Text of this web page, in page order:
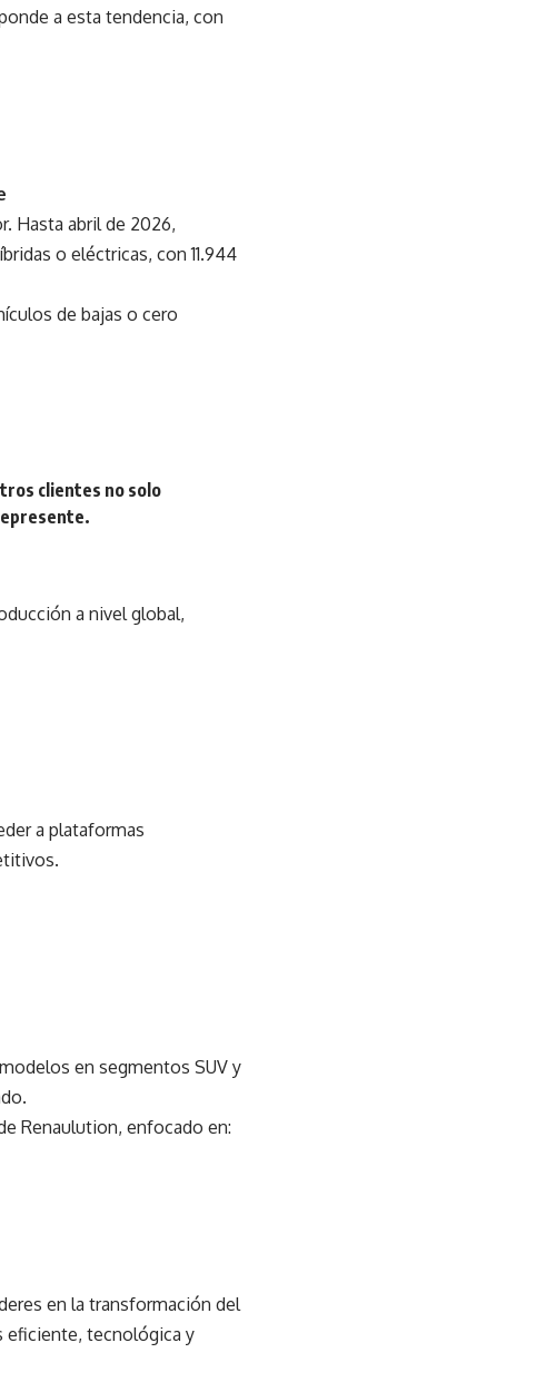
a esta tendencia, con
Hasta abril de 2026,
o eléctricas, con 11.944
de bajas o cero
clientes no solo
a nivel global,
a plataformas
en segmentos SUV y
Renaulution, enfocado en:
en la transformación del
eficiente, tecnológica y